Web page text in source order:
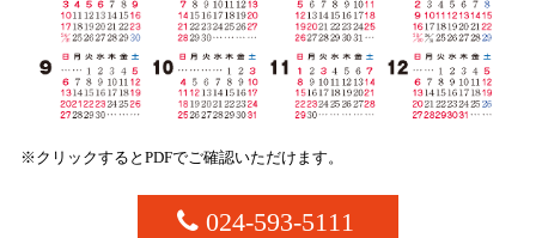
※クリックするとPDFでご確認いただけます。
024-593-5111